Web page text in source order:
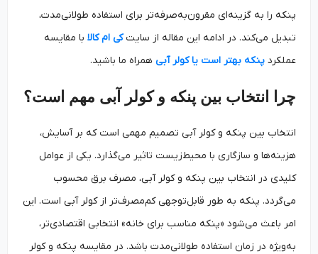
پنکه را به گزینه‌ای مقرون‌به‌صرفه‌تر برای استفاده طولانی‌مدت،
تبدیل می‌کند. در ادامه این مقاله از سایتکی ام کالا با مقایسه
عملکردپنکه بهتر است یا کولر آبیهمراه ما باشید.
چرا انتخاب بین پنکه و کولر آبی مهم است؟
انتخاب بین پنکه و کولر آبی تصمیم مهمی است که بر آسایش،
هزینه‌ها و سازگاری با محیط‌زیست تاثیر می‌گذارد. یکی از عوامل
کلیدی در انتخاب بین پنکه و کولر آبی، مصرف برق محسوب
می‌گردد. پنکه به طور قابل‌توجهی کم‌مصرف‌تر از کولر آبی است. این
امر باعث می‌شود «پنکه مناسب برای خانه» انتخابی اقتصادی‌تر،
به‌ویژه در زمان استفاده طولانی‌مدت باشد. در مقایسه پنکه و کولر